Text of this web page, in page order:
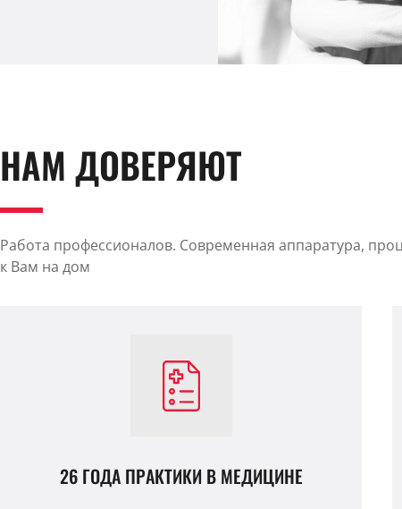
НАМ ДОВЕРЯЮТ
Работа профессионалов. Современная аппаратура,
к Вам на дом
26 ГОДА ПРАКТИКИ В МЕДИЦИНЕ